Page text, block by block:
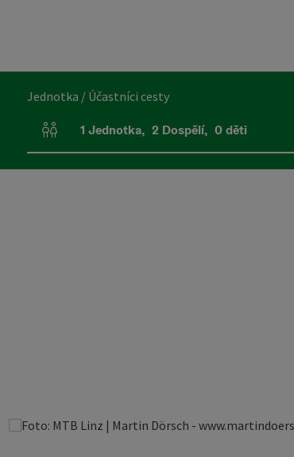
Jednotka / Účastníci cesty
Počet jednotek a polí pro osoby
1 Jednotka, 2 Dospělí, 0 děti
copyright